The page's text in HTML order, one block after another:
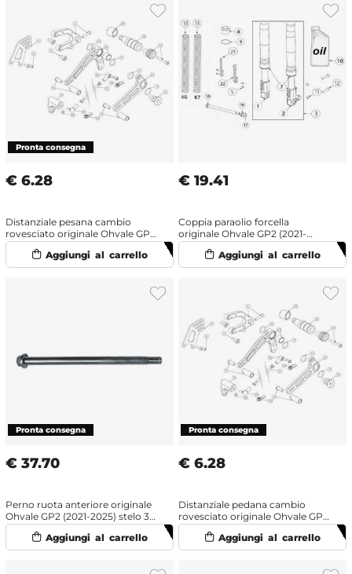
€ 6.28
Distanziale pesana cambio
rovesciato originale Ohvale GP2
(2025) Nero
€ 19.41
Coppia paraolio forcella
originale Ohvale GP2 (2021-
2025) stelo 33 mm
€ 37.70
Perno ruota anteriore originale
Ohvale GP2 (2021-2025) stelo 33
mm
€ 6.28
Distanziale pedana cambio
rovesciato originale Ohvale GP2
(2021-2024)